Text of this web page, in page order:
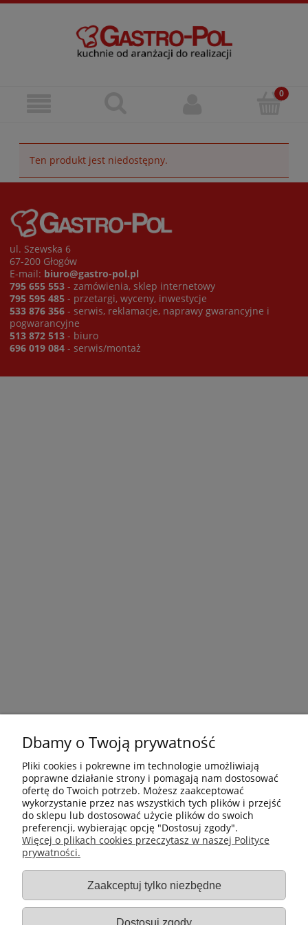
Ten produkt jest niedostępny.
ul. Szewska 6
67-200 Głogów
E-mail: biuro@gastro-pol.pl
795 655 553 - zamówienia, sklep internetowy
795 595 485 - przetargi, wyceny, inwestycje
533 876 356 - serwis, reklamacje, naprawy gwarancyjne i
pogwarancyjne
513 872 513 - biuro
696 019 084 - serwis/montaż
Płatności i dostawa
Gastro-Pol
Dbamy o Twoją prywatność
Pliki cookies i pokrewne im technologie umożliwiają
poprawne działanie strony i pomagają nam dostosować
ofertę do Twoich potrzeb. Możesz zaakceptować
wykorzystanie przez nas wszystkich tych plików i przejść
do sklepu lub dostosować użycie plików do swoich
preferencji, wybierając opcję "Dostosuj zgody".
Więcej o plikach cookies przeczytasz w naszej Polityce
prywatności.
Zaakceptuj tylko niezbędne
Dostosuj zgody